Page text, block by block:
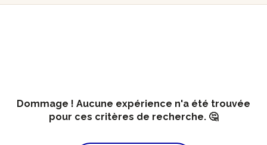
Date Créneau horaire
Dommage ! Aucune expérience n'a été trouvée
pour ces critères de recherche. 🤔